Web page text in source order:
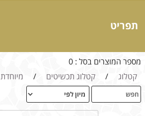
תפריט
מספר המוצרים בסל : 0
קטלוג
/ קטלוג תכשיטים / מיוחדת